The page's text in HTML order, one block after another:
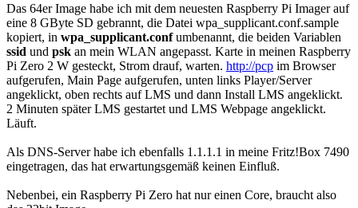
Das 64er Image habe ich mit dem neuesten Raspberry Pi Imager auf
eine 8 GByte SD gebrannt, die Datei wpa_supplicant.conf.sample
kopiert, in wpa_supplicant.confumbenannt, die beiden Variablen
ssid und psk an mein WLAN angepasst. Karte in meinen Raspberry
Pi Zero 2 W gesteckt, Strom drauf, warten. http://pcp im Browser
aufgerufen, Main Page aufgerufen, unten links Player/Server
angeklickt, oben rechts auf LMS und dann Install LMS angeklickt.
2 Minuten später LMS gestartet und LMS Webpage angeklickt.
Läuft.
Als DNS-Server habe ich ebenfalls 1.1.1.1 in meine Fritz!Box 7490
eingetragen, das hat erwartungsgemäß keinen Einfluß.
Nebenbei, ein Raspberry Pi Zero hat nur einen Core, braucht also